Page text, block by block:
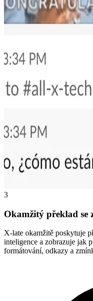
3
Okamžitý překlad se
X-late okamžitě poskytuje
inteligence a zobrazuje jak
formátování, odkazy a